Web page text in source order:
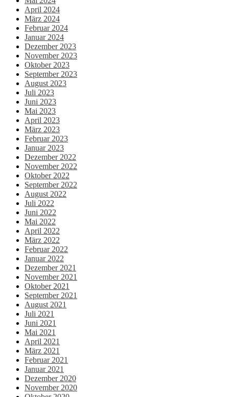
April 2024
März 2024
Februar 2024
Januar 2024
Dezember 2023
November 2023
Oktober 2023
September 2023
August 2023
Juli 2023
Juni 2023
Mai 2023
April 2023
März 2023
Februar 2023
Januar 2023
Dezember 2022
November 2022
Oktober 2022
September 2022
August 2022
Juli 2022
Juni 2022
Mai 2022
April 2022
März 2022
Februar 2022
Januar 2022
Dezember 2021
November 2021
Oktober 2021
September 2021
August 2021
Juli 2021
Juni 2021
Mai 2021
April 2021
März 2021
Februar 2021
Januar 2021
Dezember 2020
November 2020